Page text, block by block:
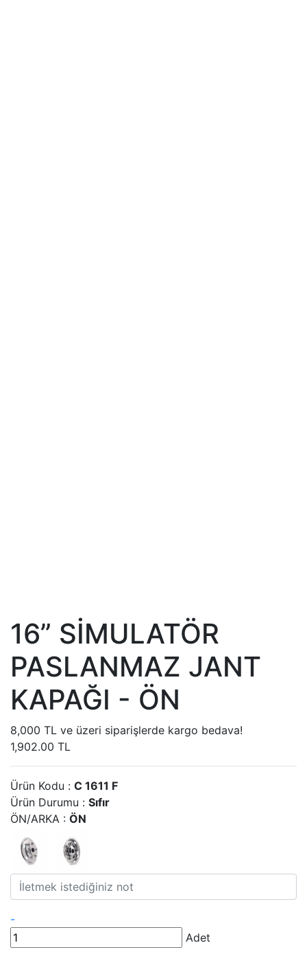
16” SİMULATÖR
PASLANMAZ JANT
KAPAĞI - ÖN
8,000 TL ve üzeri siparişlerde kargo bedava!
1,902.00 TL
Ürün Kodu : C 1611 F
Ürün Durumu : Sıfır
ÖN/ARKA : ÖN
-
Adet